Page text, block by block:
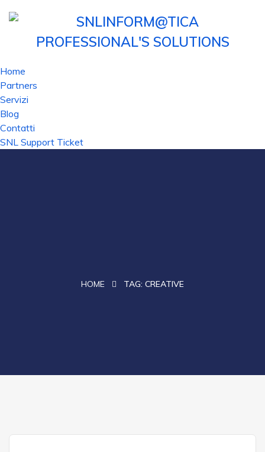
Home
Partners
Servizi
Blog
Contatti
SNL Support Ticket
HOME TAG: CREATIVE